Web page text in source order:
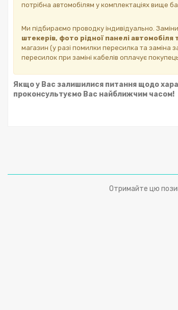
потрібна автомобілям у комплектаціях вище
Ми підбираємо проводку індивідуально.
штекерів, фото рідної панелі автомобіля
магазин (у разі помилки пересилка та заміна
пересилок при заміні кабелів оплачує
Якщо у Вас залишилися питання щодо
проконсультуємо Вас найближчим часом!
Отримайте цю